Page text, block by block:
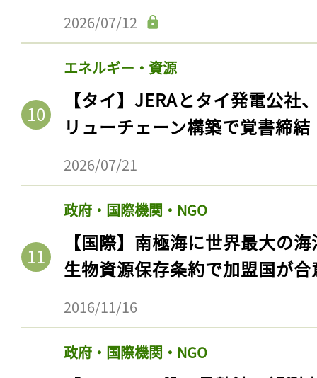
2026/07/12
エネルギー・資源
【タイ】JERAとタイ発電公社
リューチェーン構築で覚書締結
2026/07/21
政府・国際機関・NGO
【国際】南極海に世界最大の
生物資源保存条約で加盟国が合
2016/11/16
政府・国際機関・NGO